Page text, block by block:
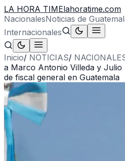
LA HORA TIMElahoratime.com
NacionalesNoticias de
Internacionales
Inicio/ NOTICIAS/
a Marco Antonio Villeda y Julio
de fiscal general en Guatemala